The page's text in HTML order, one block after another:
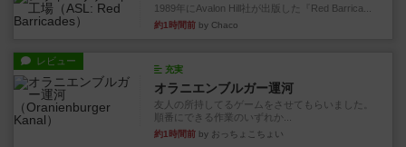
1989年にAvalon Hill社が出版した『Red Barrica...
約1時間前 by Chaco
レビュー
充実
オラニエンブルガー運河
友人の所持してるゲームをさせてもらいました。
順番にできる作業のいずれか...
約1時間前 by おっちょこちょい